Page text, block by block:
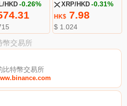
HKD -0.26% XRP/HKD -0.31%
HK$7.98
$ 1.024
幣交易所
比特幣交易所